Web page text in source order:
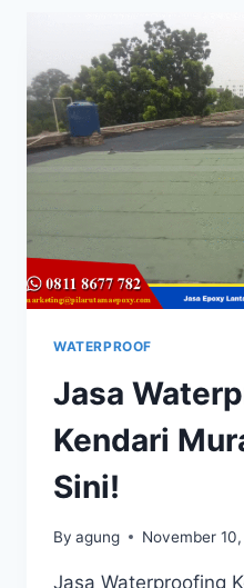
WATERPROOF
Jasa
Kendari
Sini!
By agung November
Jasa Waterproofing